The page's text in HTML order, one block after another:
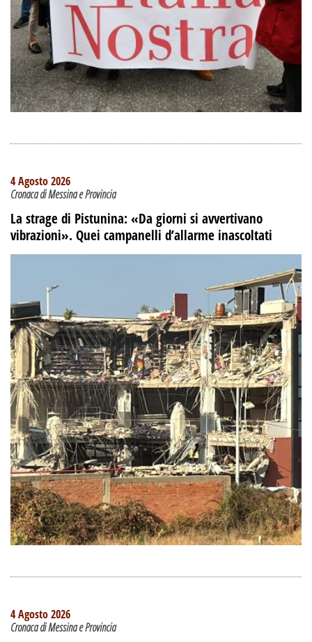
4 Agosto 2026
Cronaca di Messina e Provincia
La strage di Pistunina: «Da giorni si avvertivano
vibrazioni». Quei campanelli d’allarme inascoltati
4 Agosto 2026
Cronaca di Messina e Provincia